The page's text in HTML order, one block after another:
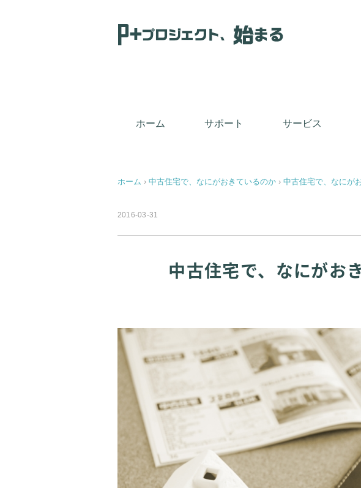
ホーム サポート サービス
ホーム › 中古住宅で、なにがおきているのか › 中古住宅で、なにが
2016-03-31
中古住宅で、なにがお